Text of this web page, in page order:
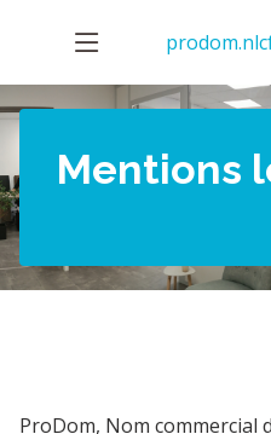
Mentions
ProDom, Nom commercial